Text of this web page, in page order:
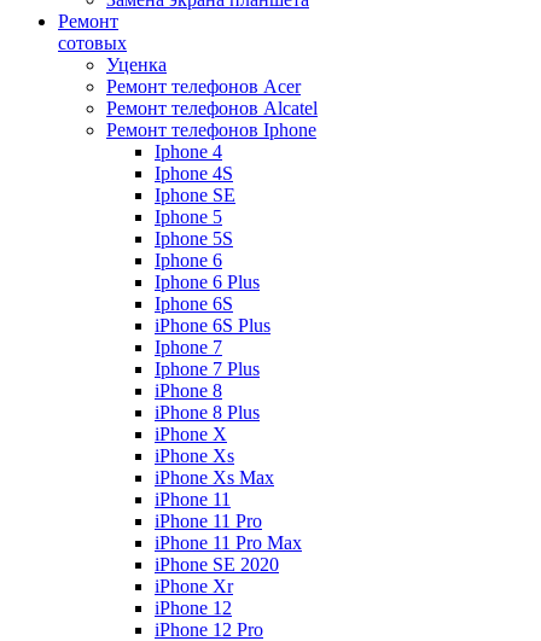
Ремонт
сотовых
Уценка
Ремонт телефонов Acer
Ремонт телефонов Alcatel
Ремонт телефонов Iphone
Iphone 4
Iphone 4S
Iphone SE
Iphone 5
Iphone 5S
Iphone 6
Iphone 6 Plus
Iphone 6S
iPhone 6S Plus
Iphone 7
Iphone 7 Plus
iPhone 8
iPhone 8 Plus
iPhone X
iPhone Xs
iPhone Xs Max
iPhone 11
iPhone 11 Pro
iPhone 11 Pro Max
iPhone SE 2020
iPhone Xr
iPhone 12
iPhone 12 Pro